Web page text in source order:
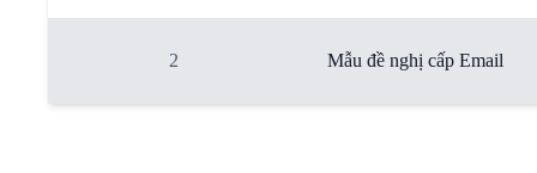
2 Mẫu đề nghị cấp Email